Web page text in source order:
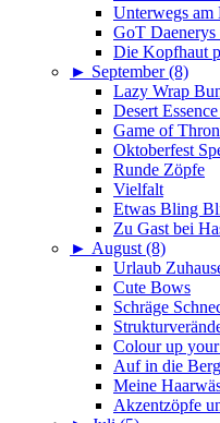
Unterwegs am
GoT
Die Kopfhaut
► September (8)
Lazy Wrap
Desert
Game of
Oktoberfest
Runde Zöpfe
Vielfalt
Etwas Bling
Zu Gast bei
► August (8)
Urlaub
Cute Bows
Schräge
Colour up
Auf in die
Meine
Akzentzöpfe